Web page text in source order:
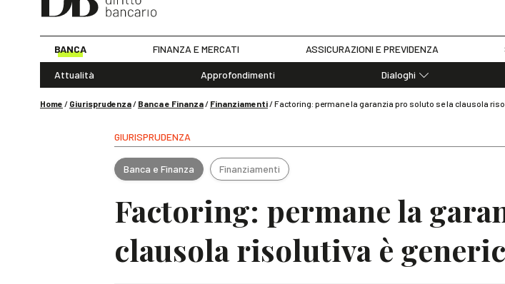
BANCA FINANZA E MERCATI ASSICURAZIONI E PREVIDENZA
Attualità Approfondimenti
Dialoghi
Home / Giurisprudenza/ Banca e Finanza/ Finanziamenti/Factoring: permane la garanzia pro soluto se la clausola
GIURISPRUDENZA
Banca e Finanza Finanziamenti
Factoring: permane la
clausola risolutiva è